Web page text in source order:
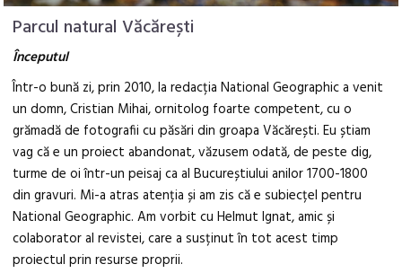
Parcul natural Văcărești
Începutul
Într-o bună zi, prin 2010, la redacția National Geographic a venit
un domn, Cristian Mihai, ornitolog foarte competent, cu o
grămadă de fotografii cu păsări din groapa Văcărești. Eu știam
vag că e un proiect abandonat, văzusem odată, de peste dig,
turme de oi într-un peisaj ca al Bucureștiului anilor 1700-1800
din gravuri. Mi-a atras atenția și am zis că e subiecțel pentru
National Geographic. Am vorbit cu Helmut Ignat, amic și
colaborator al revistei, care a susținut în tot acest timp
proiectul prin resurse proprii.